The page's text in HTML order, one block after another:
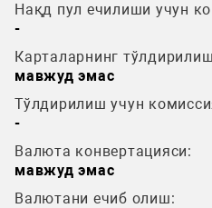
Нақд пул ечилиши учун
-
Карталарнинг
мавжуд эмас
Тўлдирилиш учун
-
Валюта конвертацияси:
мавжуд эмас
Валютани ечиб олиш: